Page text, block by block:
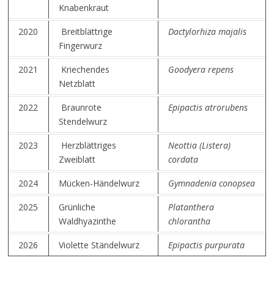
Knabenkraut
2020
Breitblättrige
Fingerwurz
Dactylorhiza majalis
2021
Kriechendes
Netzblatt
Goodyera repens
2022
Braunrote
Stendelwurz
Epipactis atrorubens
2023
Herzblättriges
Zweiblatt
Neottia (Listera)
cordata
2024 Mücken-Händelwurz Gymnadenia conopsea
2025
Grünliche
Waldhyazinthe
Platanthera
chlorantha
2026 Violette Ständelwurz Epipactis purpurata